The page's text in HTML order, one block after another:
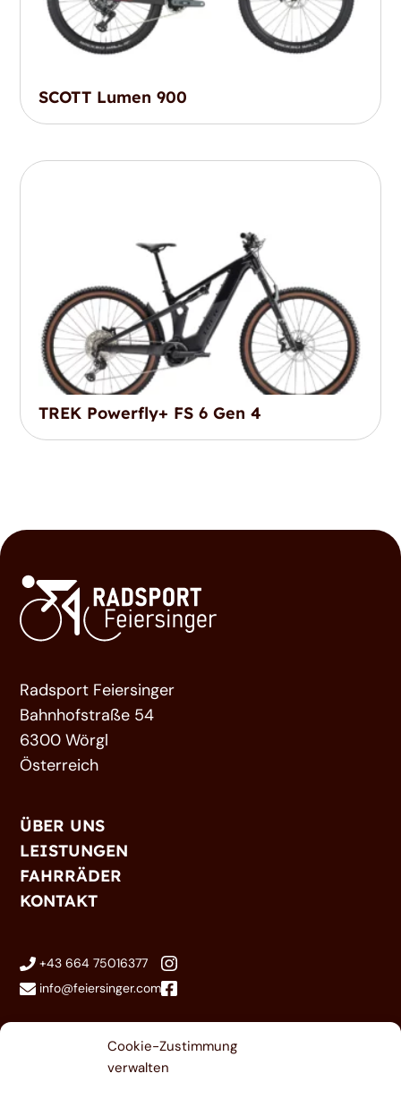
Cookie-Zustimmung
verwalten
SCOTT Lumen 900
TREK Powerfly+ FS 6 Gen 4
Radsport Feiersinger
Bahnhofstraße 54
6300 Wörgl
Österreich
ÜBER UNS
LEISTUNGEN
FAHRRÄDER
KONTAKT
+43 664 75016377
info@feiersinger.com
Datenschutz|Cookies